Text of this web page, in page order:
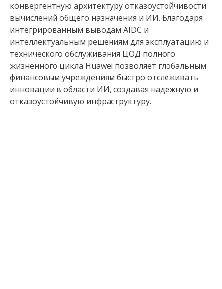
конвергентную архитектуру отказоустойчивости
вычислений общего назначения и ИИ. Благодаря
интегрированным выводам AIDC и
интеллектуальным решениям для эксплуатацию и
технического обслуживания ЦОД полного
жизненного цикла Huawei позволяет глобальным
финансовым учреждениям быстро отслеживать
инновации в области ИИ, создавая надежную и
отказоустойчивую инфраструктуру.